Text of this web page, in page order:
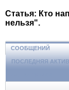
Статья: Кто
нельзя".
СООБЩЕНИЙ
ПОСЛЕДНЯЯ